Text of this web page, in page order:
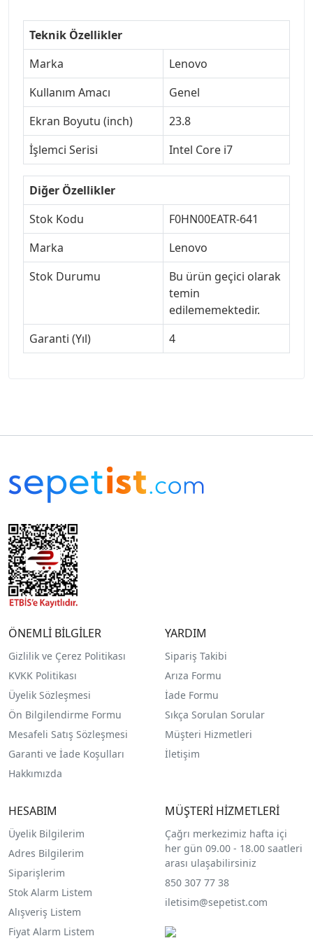
Teknik Özellikler
Marka
Lenovo
Kullanım Amacı
Genel
Ekran Boyutu (inch)
23.8
İşlemci Serisi
Intel Core i7
Diğer Özellikler
Stok Kodu
F0HN00EATR-641
Marka
Lenovo
Stok Durumu
Bu ürün geçici olarak
temin
edilememektedir.
Garanti (Yıl)
4
ÖNEMLİ BİLGİLER
Gizlilik ve Çerez Politikası
KVKK Politikası
Üyelik Sözleşmesi
Ön Bilgilendirme Formu
Mesafeli Satış Sözleşmesi
Garanti ve İade Koşulları
Hakkımızda
YARDIM
Sipariş Takibi
Arıza Formu
İade Formu
Sıkça Sorulan Sorular
Müşteri Hizmetleri
İletişim
HESABIM
Üyelik Bilgilerim
Adres Bilgilerim
Siparişlerim
Stok Alarm Listem
Alışveriş Listem
Fiyat Alarm Listem
MÜŞTERİ HİZMETLERİ
Çağrı merkezimiz hafta içi
her gün 09.00 - 18.00 saatleri
arası ulaşabilirsiniz
850 307 77 38
iletisim@sepetist.com